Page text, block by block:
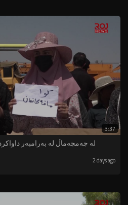
3:37
لە چەمچەماڵ لە بەرامبەر
2 days ago